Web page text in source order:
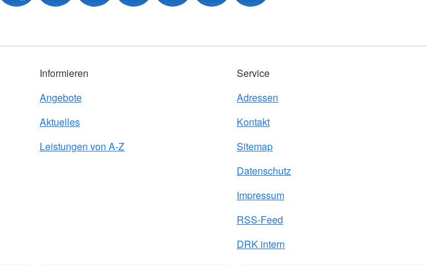
Informieren
Angebote
Aktuelles
Leistungen von A-Z
Service
Adressen
Kontakt
Sitemap
Datenschutz
Impressum
RSS-Feed
DRK intern